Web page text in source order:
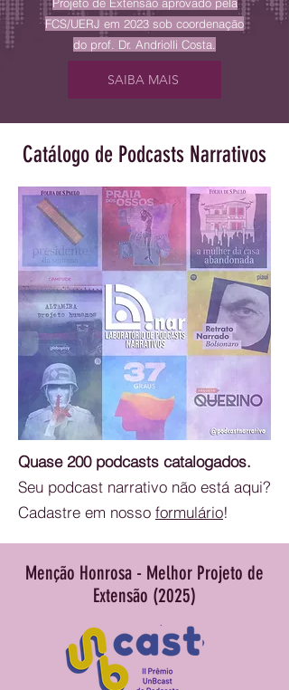
FCS/UERJ em 2023 sob coordenação
do prof. Dr. Andriolli Costa.
SAIBA MAIS
Catálogo de Podcasts Narrativos
Quase 200 podcasts catalogados.
Seu podcast narrativo não está aqui?
Cadastre em nosso formulário!
Menção Honrosa - Melhor Projeto de
Extensão (2025)